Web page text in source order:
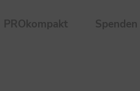
PROkompakt Spenden